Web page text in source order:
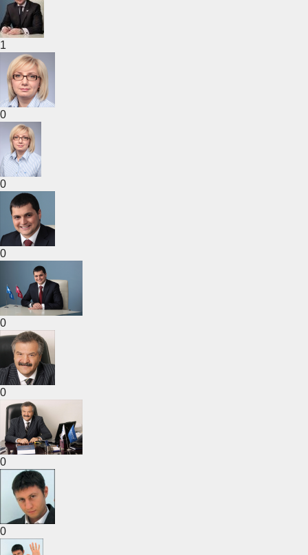
1
0
0
0
0
0
0
0